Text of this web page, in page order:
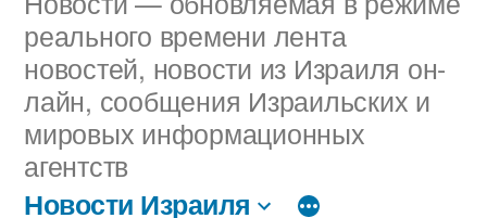
реального времени лента
новостей, новости из Израиля он-
лайн, сообщения Израильских и
мировых информационных
агентств
Новости Израиля